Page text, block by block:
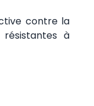
contre la
à